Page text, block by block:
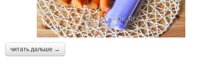
читать дальше →